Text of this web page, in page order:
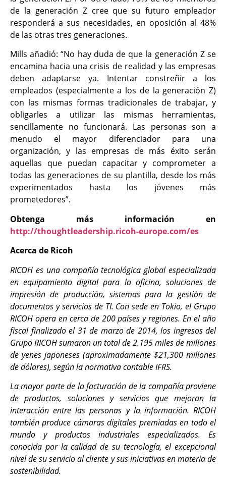
de la generación Z cree que su futuro empleador
responderá a sus necesidades, en oposición al 48%
de las otras tres generaciones.
Mills añadió: “No hay duda de que la generación Z se
encamina hacia una crisis de realidad y las empresas
deben adaptarse ya. Intentar constreñir a los
empleados (especialmente a los de la generación Z)
con las mismas formas tradicionales de trabajar, y
obligarles a utilizar las mismas herramientas,
sencillamente no funcionará. Las personas son a
menudo el mayor diferenciador para una
organización, y las empresas de más éxito serán
aquellas que puedan capacitar y comprometer a
todas las generaciones de su plantilla, desde los más
experimentados hasta los jóvenes más
prometedores”.
Obtenga más información en
http://thoughtleadership.ricoh-europe.com/es
Acerca de Ricoh
RICOH es una compañía tecnológica global especializada
en equipamiento digital para la oficina, soluciones de
impresión de producción, sistemas para la gestión de
documentos y servicios de TI. Con sede en Tokio, el Grupo
RICOH opera en cerca de 200 países y regiones. En el año
fiscal finalizado el 31 de marzo de 2014, los ingresos del
Grupo RICOH sumaron un total de 2.195 miles de millones
de yenes japoneses (aproximadamente $21,300 millones
de dólares), según la normativa contable IFRS.
La mayor parte de la facturación de la compañía proviene
de productos, soluciones y servicios que mejoran la
interacción entre las personas y la información. RICOH
también produce cámaras digitales premiadas en todo el
mundo y productos industriales especializados. Es
conocida por la calidad de su tecnología, el excepcional
nivel de su servicio al cliente y sus iniciativas en materia de
sostenibilidad.